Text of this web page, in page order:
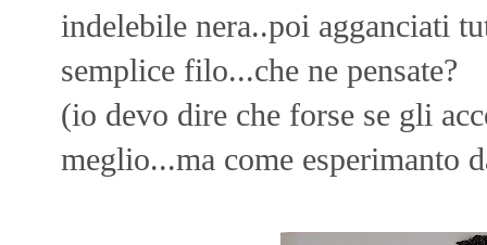
indelebile nera..poi agganciati
semplice filo...che ne pensate?
(io devo dire che forse se gli
meglio...ma come esperimanto